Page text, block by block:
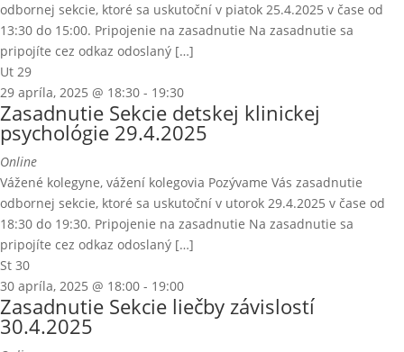
odbornej sekcie, ktoré sa uskutoční v piatok 25.4.2025 v čase od
13:30 do 15:00. Pripojenie na zasadnutie Na zasadnutie sa
pripojíte cez odkaz odoslaný […]
Ut 29
29 apríla, 2025 @ 18:30 - 19:30
Zasadnutie Sekcie detskej klinickej
psychológie 29.4.2025
Online
Vážené kolegyne, vážení kolegovia Pozývame Vás zasadnutie
odbornej sekcie, ktoré sa uskutoční v utorok 29.4.2025 v čase od
18:30 do 19:30. Pripojenie na zasadnutie Na zasadnutie sa
pripojíte cez odkaz odoslaný […]
St 30
30 apríla, 2025 @ 18:00 - 19:00
Zasadnutie Sekcie liečby závislostí
30.4.2025